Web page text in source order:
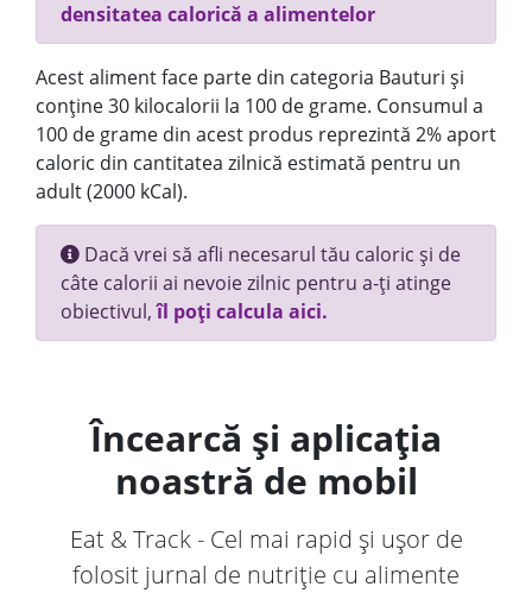
densitatea calorică a alimentelor
Acest aliment face parte din categoria Bauturi și
conține 30 kilocalorii la 100 de grame. Consumul a
100 de grame din acest produs reprezintă 2% aport
caloric din cantitatea zilnică estimată pentru un
adult (2000 kCal).
Dacă vrei să afli necesarul tău caloric și de
câte calorii ai nevoie zilnic pentru a-ți atinge
obiectivul,îl poți calcula aici.
Încearcă și aplicația
noastră de mobil
Eat & Track - Cel mai rapid și ușor de
folosit jurnal de nutriție cu alimente